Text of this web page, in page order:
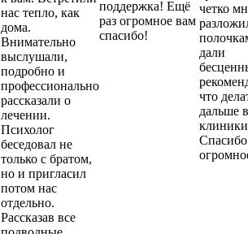
нас тепло, как
дома.
Внимательно
выслушали,
подробно и
профессионально
рассказали о
лечении.
Психолог
беседовал не
только с братом,
но и пригласил
потом нас
отдельно.
Рассказав все
поддержка! Ещё
раз огромное вам
спасибо!
четко
дали
что
дальше